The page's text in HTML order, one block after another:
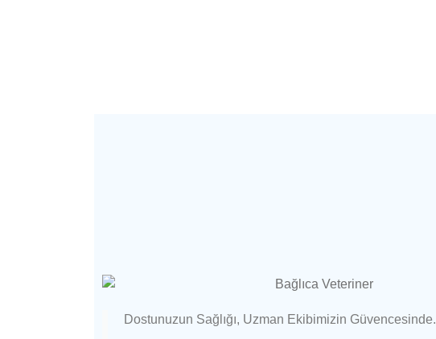
Dostunuzun Sağlığı, Uzman Ekibimizin Güvencesinde.